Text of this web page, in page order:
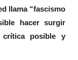
llama “fascismo
hacer surgir
crítica posible y